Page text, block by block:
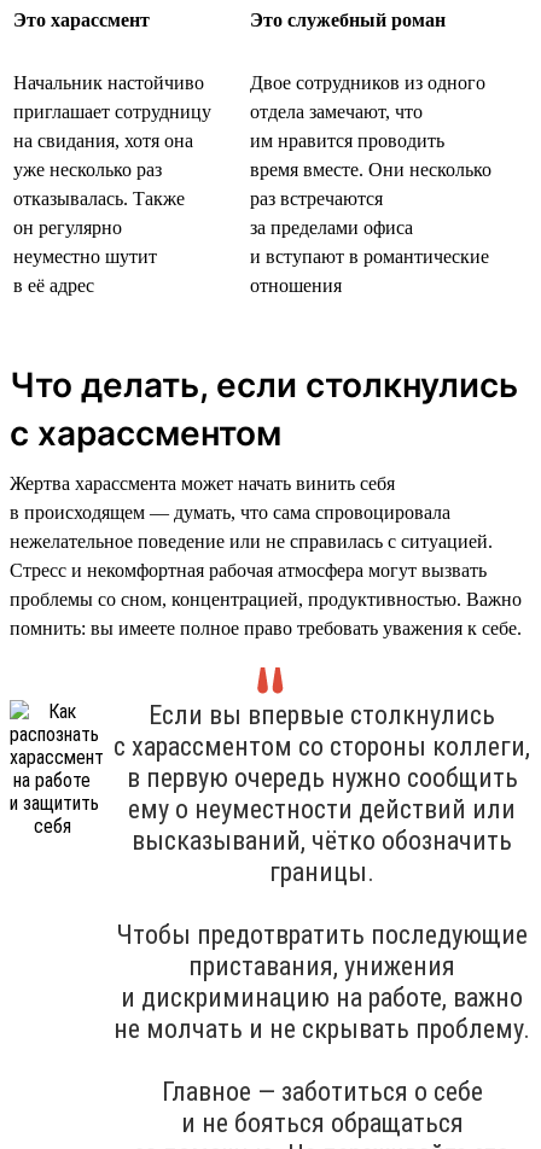
Это харассмент Это служебный роман
Начальник настойчиво
приглашает сотрудницу
на свидания, хотя она
уже несколько раз
отказывалась. Также
он регулярно
неуместно шутит
в её адрес
Двое сотрудников из одного
отдела замечают, что
им нравится проводить
время вместе. Они несколько
раз встречаются
за пределами офиса
и вступают в романтические
отношения
Что делать, если столкнулись
с харассментом
Жертва харассмента может начать винить себя
в происходящем — думать, что сама спровоцировала
нежелательное поведение или не справилась с ситуацией.
Стресс и некомфортная рабочая атмосфера могут вызвать
проблемы со сном, концентрацией, продуктивностью. Важно
помнить: вы имеете полное право требовать уважения к себе.
Если вы впервые столкнулись
с харассментом со стороны коллеги,
в первую очередь нужно сообщить
ему о неуместности действий или
высказываний, чётко обозначить
границы.
Чтобы предотвратить последующие
приставания, унижения
и дискриминацию на работе, важно
не молчать и не скрывать проблему.
Главное — заботиться о себе
и не бояться обращаться